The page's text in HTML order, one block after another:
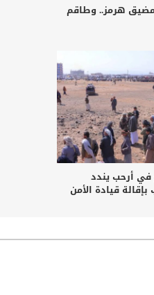
مضيق هرمز.. وطاقم
أرحب يندد
قيادة الأمن